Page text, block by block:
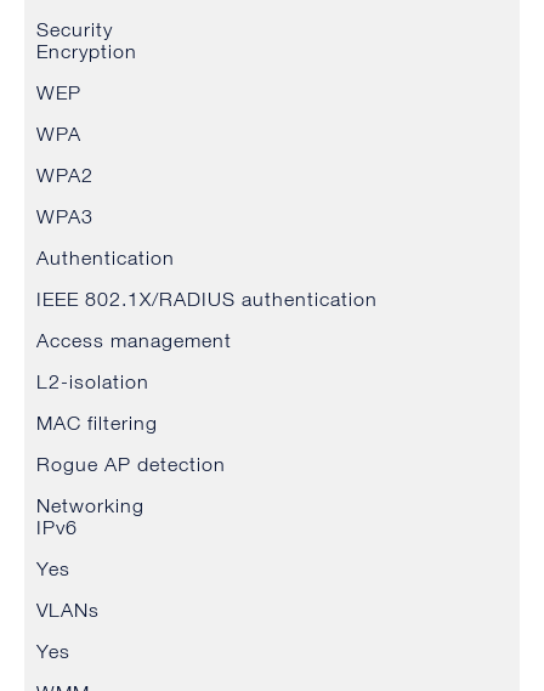
Security
Encryption
WEP
WPA
WPA2
WPA3
Authentication
IEEE 802.1X/RADIUS authentication
Access management
L2-isolation
MAC filtering
Rogue AP detection
Networking
IPv6
Yes
VLANs
Yes